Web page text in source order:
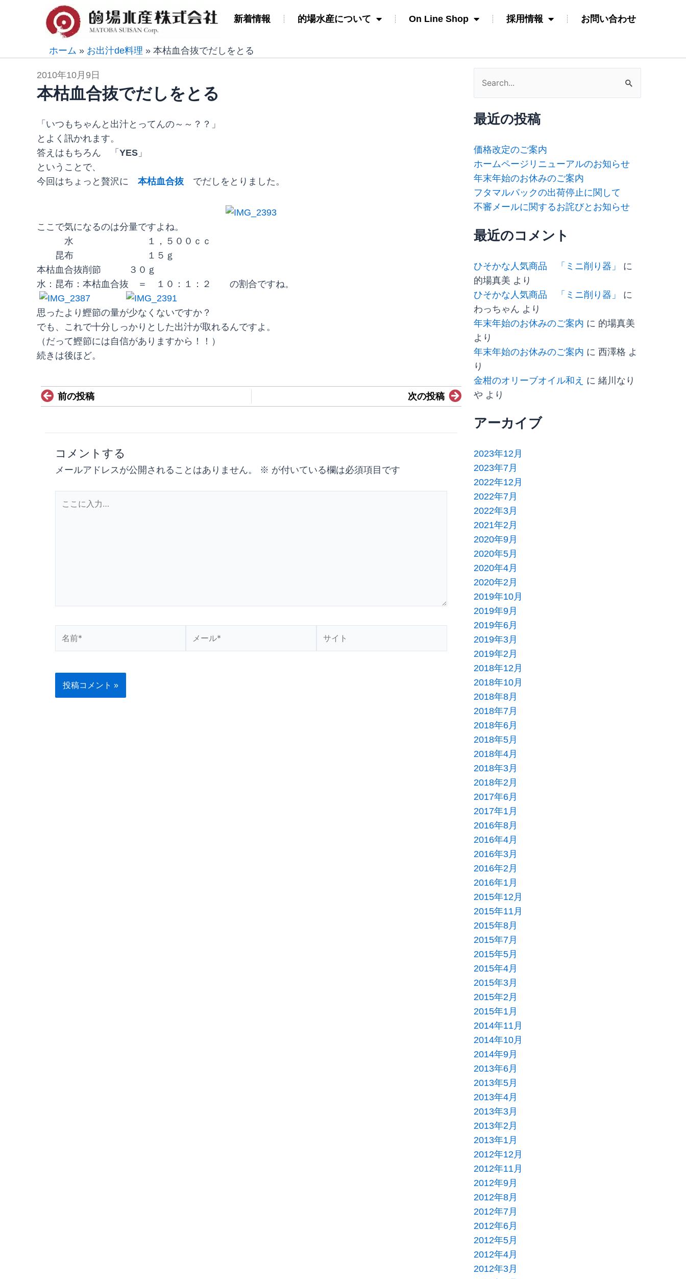
新着情報 的場水産について On Line Shop 採用情報 お問い合わせ
ホーム » お出汁de料理 » 本枯血合抜でだしをとる
2010年10月9日
本枯血合抜でだしをとる
「いつもちゃんと出汁とってんの～～？？」
とよく訊かれます。
答えはもちろん 「 YES 」
ということで、
今回はちょっと贅沢に 本枯血合抜 でだしをとりました。
ここで気になるのは分量ですよね。
水 １，５００ｃｃ
昆布 １５ｇ
本枯血合抜削節 ３０ｇ
水：昆布：本枯血合抜 ＝ １０：１：２ の割合ですね。
思ったより鰹節の量が少なくないですか？
でも、これで十分しっかりとした出汁が取れるんですよ。
（だって鰹節には自信がありますから！！）
続きは後ほど。
Prev
前の投稿 次の投稿 Next
コメントする
メールアドレスが公開されることはありません。 ※ が付いている欄は必須項目です
索
対
象:
最近の投稿
価格改定のご案内
ホームページリニューアルのお知らせ
年末年始のお休みのご案内
フタマルパックの出荷停止に関して
不審メールに関するお詫びとお知らせ
最近のコメント
ひそかな人気商品 「ミニ削り器」
に
的場真美 より
ひそかな人気商品 「ミニ削り器」
に
わっちゃん より
年末年始のお休みのご案内 に 的場真美
より
年末年始のお休みのご案内 に 西澤格 よ
り
金柑のオリーブオイル和え に 緒川なり
や より
アーカイブ
2023年12月
2023年7月
2022年12月
2022年7月
2022年3月
2021年2月
2020年9月
2020年5月
2020年4月
2020年2月
2019年10月
2019年9月
2019年6月
2019年3月
2019年2月
2018年12月
2018年10月
2018年8月
2018年7月
2018年6月
2018年5月
2018年4月
2018年3月
2018年2月
2017年6月
2017年1月
2016年8月
2016年4月
2016年3月
2016年2月
2016年1月
2015年12月
2015年11月
2015年8月
2015年7月
2015年5月
2015年4月
2015年3月
2015年2月
2015年1月
2014年11月
2014年10月
2014年9月
2013年6月
2013年5月
2013年4月
2013年3月
2013年2月
2013年1月
2012年12月
2012年11月
2012年9月
2012年8月
2012年7月
2012年6月
2012年5月
2012年4月
2012年3月